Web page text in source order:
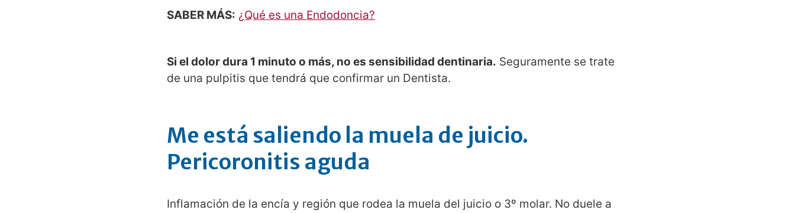
SABER MÁS: ¿Qué es una Endodoncia?
Si el dolor dura 1 minuto o más, no es sensibilidad dentinaria. Seguramente se trate
de una pulpitis que tendrá que confirmar un Dentista.
Me está saliendo la muela de juicio.
Pericoronitis aguda
Inflamación de la encía y región que rodea la muela del juicio o 3º molar. No duele a